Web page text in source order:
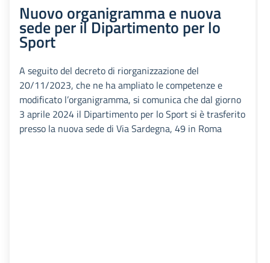
Nuovo organigramma e nuova
sede per il Dipartimento per lo
Sport
A seguito del decreto di riorganizzazione del
20/11/2023, che ne ha ampliato le competenze e
modificato l’organigramma, si comunica che dal giorno
3 aprile 2024 il Dipartimento per lo Sport si è trasferito
presso la nuova sede di Via Sardegna, 49 in Roma